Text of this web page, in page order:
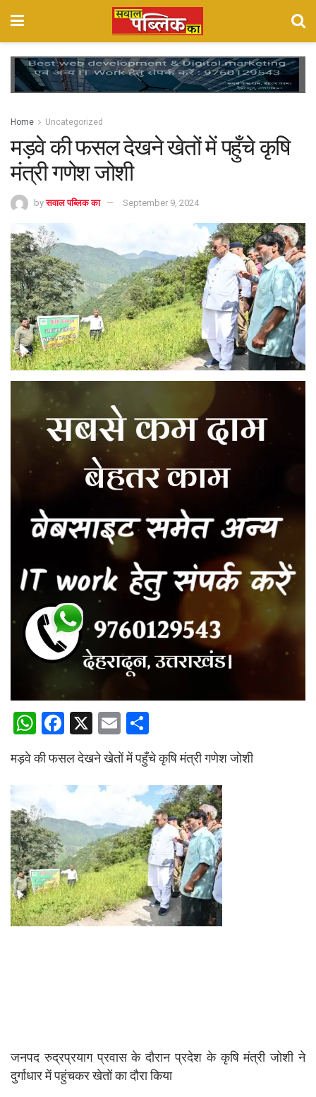
Home Uncategorized
मड़वे की फसल देखने खेतों में पहुँचे कृषि
मंत्री गणेश जोशी
by सवाल पब्लिक का September 9, 2024
W
h
at
A
p
p
F
ce
b
o
o
k
X
E
m
ail
h
ar
e
मड़वे की फसल देखने खेतों में पहुँचे कृषि मंत्री गणेश जोशी
जनपद रुद्रप्रयाग प्रवास के दौरान प्रदेश के कृषि मंत्री जोशी ने
दुर्गाधार में पहुंचकर खेतों का दौरा किया